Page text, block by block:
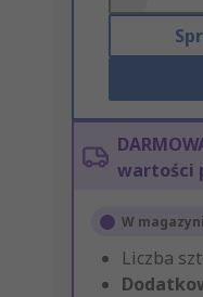
wartości
W
Liczba